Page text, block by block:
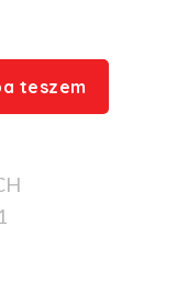
teszem